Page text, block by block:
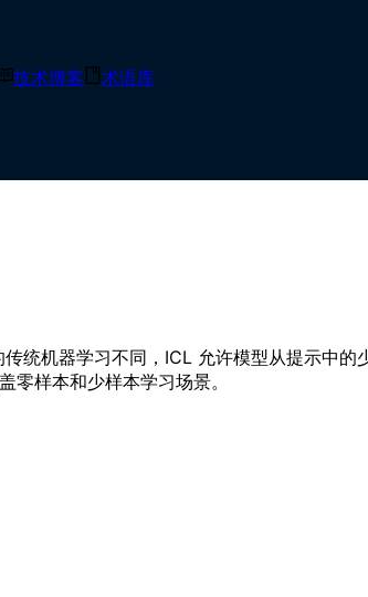
技术博客 术语库
统机器学习不同，ICL 允许模型从提示中
样本和少样本学习场景。